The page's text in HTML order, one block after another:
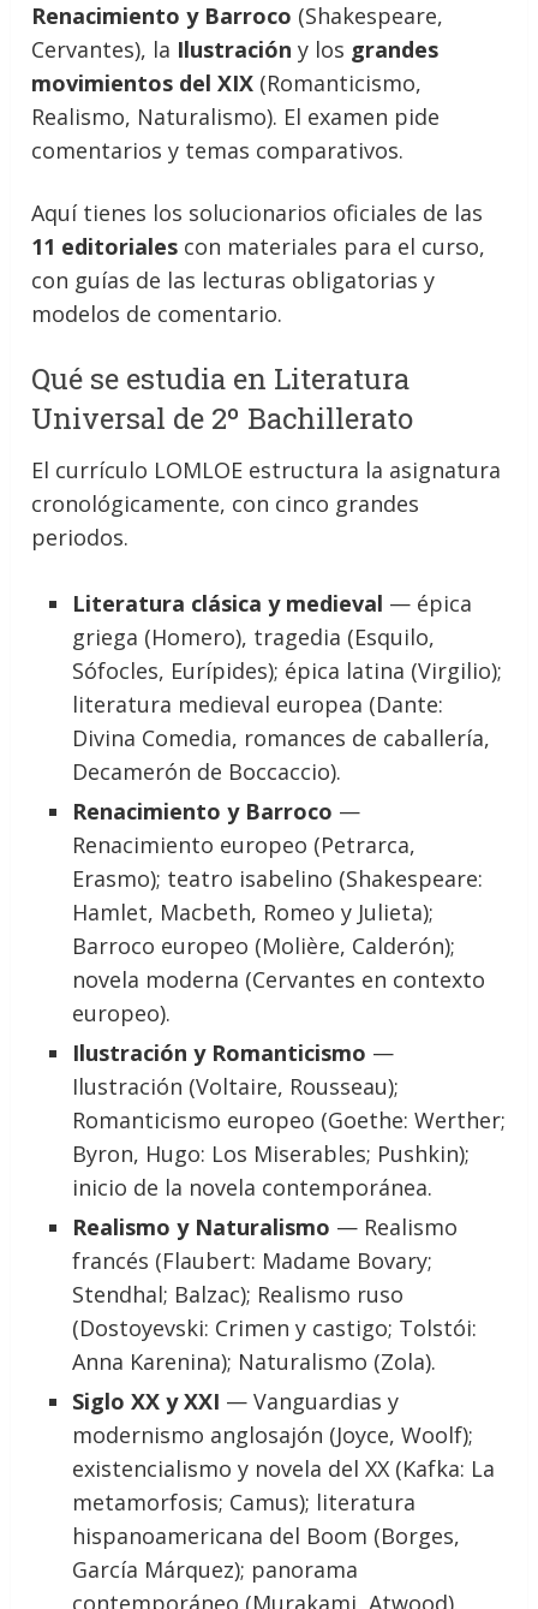
Renacimiento y Barroco (Shakespeare,
Cervantes), la Ilustración y los grandes
movimientos del XIX (Romanticismo,
Realismo, Naturalismo). El examen pide
comentarios y temas comparativos.
Aquí tienes los solucionarios oficiales de las
11 editoriales con materiales para el curso,
con guías de las lecturas obligatorias y
modelos de comentario.
Qué se estudia en Literatura
Universal de 2º Bachillerato
El currículo LOMLOE estructura la asignatura
cronológicamente, con cinco grandes
periodos.
Literatura clásica y medieval — épica
griega (Homero), tragedia (Esquilo,
Sófocles, Eurípides); épica latina (Virgilio);
literatura medieval europea (Dante:
Divina Comedia, romances de caballería,
Decamerón de Boccaccio).
Renacimiento y Barroco —
Renacimiento europeo (Petrarca,
Erasmo); teatro isabelino (Shakespeare:
Hamlet, Macbeth, Romeo y Julieta);
Barroco europeo (Molière, Calderón);
novela moderna (Cervantes en contexto
europeo).
Ilustración y Romanticismo —
Ilustración (Voltaire, Rousseau);
Romanticismo europeo (Goethe: Werther;
Byron, Hugo: Los Miserables; Pushkin);
inicio de la novela contemporánea.
Realismo y Naturalismo — Realismo
francés (Flaubert: Madame Bovary;
Stendhal; Balzac); Realismo ruso
(Dostoyevski: Crimen y castigo; Tolstói:
Anna Karenina); Naturalismo (Zola).
Siglo XX y XXI — Vanguardias y
modernismo anglosajón (Joyce, Woolf);
existencialismo y novela del XX (Kafka: La
metamorfosis; Camus); literatura
hispanoamericana del Boom (Borges,
García Márquez); panorama
contemporáneo (Murakami, Atwood).